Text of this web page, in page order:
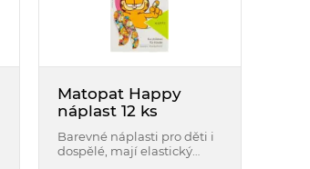
Matopat Happy
náplast 12 ks
Barevné náplasti pro děti i
dospělé, mají elastický